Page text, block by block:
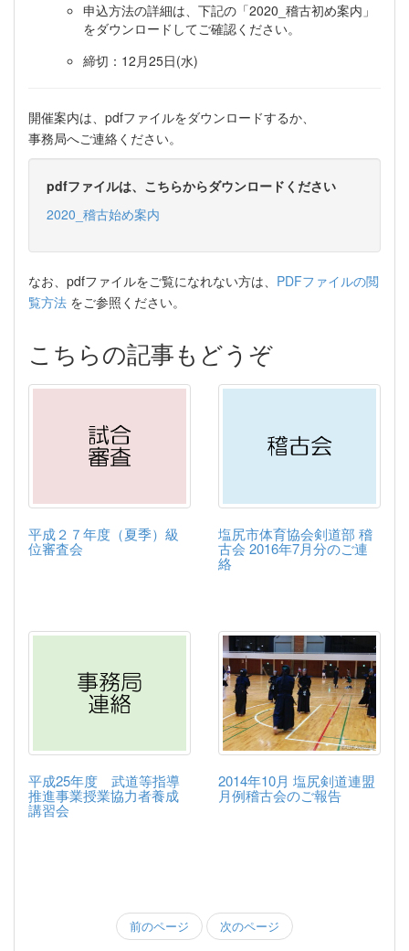
申込方法の詳細は、下記の「2020_稽古初め案内」
をダウンロードしてご確認ください。
締切：12月25日(水)
開催案内は、pdfファイルをダウンロードするか、
事務局へご連絡ください。
pdfファイルは、こちらからダウンロードください
2020_稽古始め案内
なお、pdfファイルをご覧になれない方は、 PDFファイルの閲
覧方法 をご参照ください。
こちらの記事もどうぞ
平成２７年度（夏季）級
位審査会
塩尻市体育協会剣道部 稽
古会 2016年7月分のご連
絡
平成25年度 武道等指導
推進事業授業協力者養成
講習会
2014年10月 塩尻剣道連盟
月例稽古会のご報告
前のページ 次のページ